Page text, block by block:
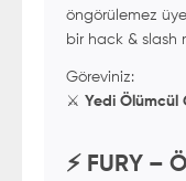
öngörülemez
bir hack & slash
Göreviniz:
⚔️ Yedi Ölümcül
⚡ FURY –